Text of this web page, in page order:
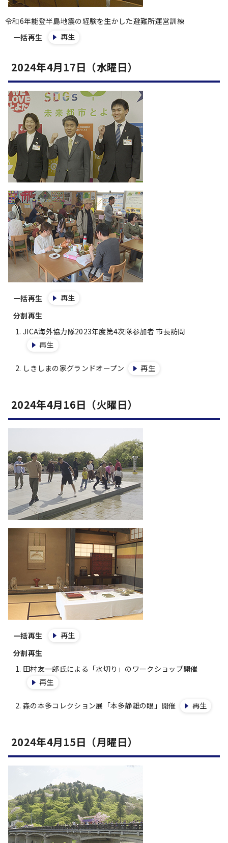
令和6年能登半島地震の経験を生かした避難所運営訓練
一括再生
再生
2024年4月17日（水曜日）
一括再生
再生
分割再生
JICA海外協力隊2023年度第4次隊参加者 市長訪問
再生
しきしまの家グランドオープン 再生
2024年4月16日（火曜日）
一括再生
再生
分割再生
田村友一郎氏による「水切り」のワークショップ開催
再生
森の本多コレクション展「本多静雄の眼」開催 再生
2024年4月15日（月曜日）